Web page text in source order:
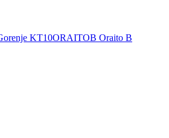
KT10ORAITOB Oraito B